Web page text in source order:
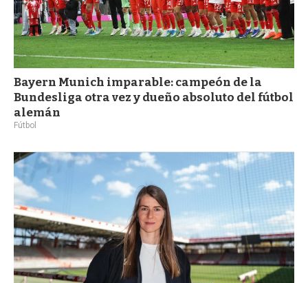
Bayern Munich imparable: campeón de la
Bundesliga otra vez y dueño absoluto del fútbol
alemán
Fútbol